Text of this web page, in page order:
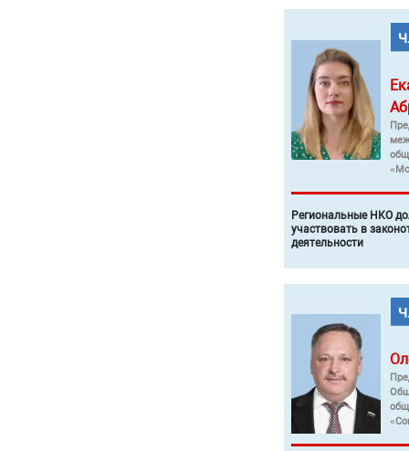
Региональные НКО
участвовать в
деятельности